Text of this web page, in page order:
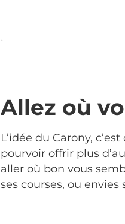
Allez où
L’idée du Carony,
pourvoir offrir plus
aller où bon vous
ses courses, ou